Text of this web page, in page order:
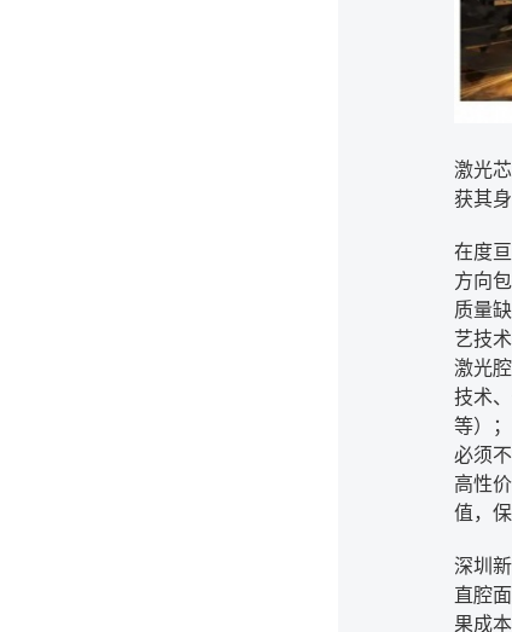
激光
获其
在度
方向
质量
艺技
激光
技术
等）
必须
高性
值，
深圳
直腔
果成